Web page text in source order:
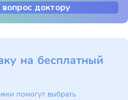
доктору
на бесплатный
помогут выбрать